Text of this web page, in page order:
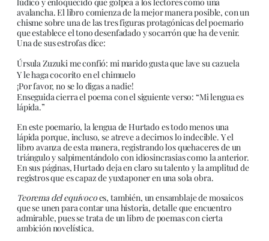
avalancha. El libro comienza de la mejor manera posible, con un
chisme sobre una de las tres figuras protagónicas del poemario
que establece el tono desenfadado y socarrón que ha de venir.
Una de sus estrofas dice:
Úrsula Zuzuki me confió: mi marido gusta que lave su cazuela
Y le haga cocorito en el chimuelo
¡Por favor, no se lo digas a nadie!
Enseguida cierra el poema con el siguiente verso: “Mi lengua es
lápida.”
En este poemario, la lengua de Hurtado es todo menos una
lápida porque, incluso, se atreve a decirnos lo indecible. Y el
libro avanza de esta manera, registrando los quehaceres de un
triángulo y salpimentándolo con idiosincrasias como la anterior.
En sus páginas, Hurtado deja en claro su talento y la amplitud de
registros que es capaz de yuxtaponer en una sola obra.
Teorema del equívocoes, también, un ensamblaje de mosaicos
que se unen para contar una historia, detalle que encuentro
admirable, pues se trata de un libro de poemas con cierta
ambición novelística.